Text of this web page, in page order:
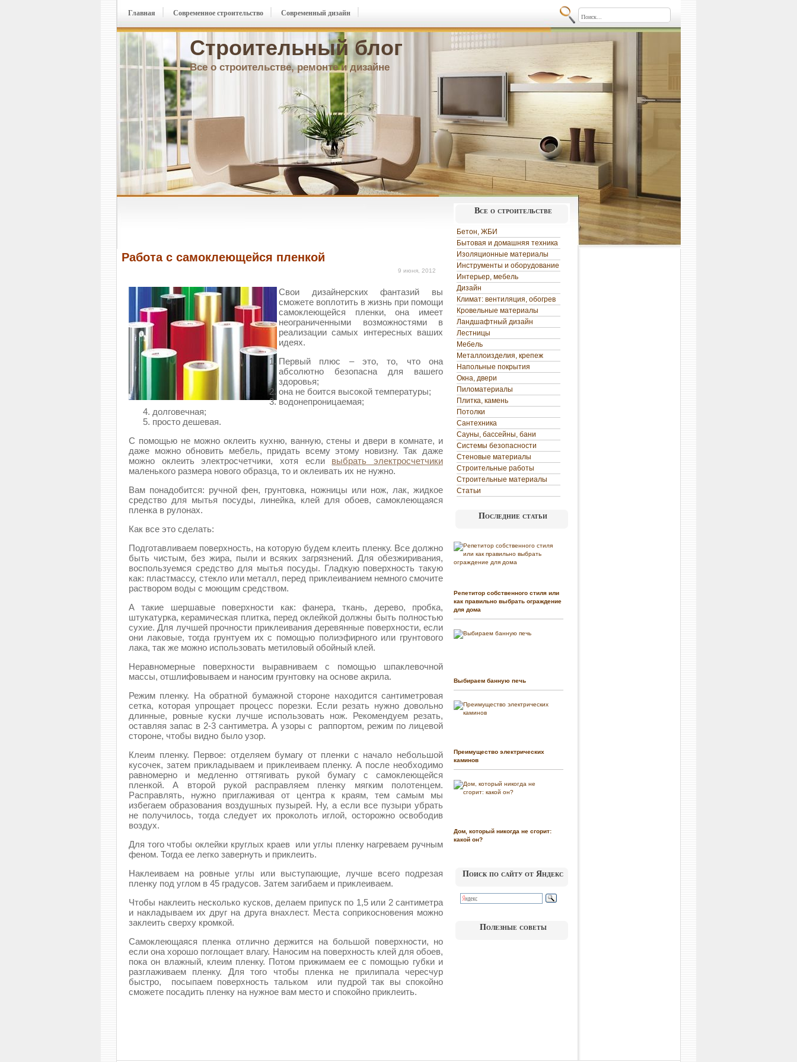
Строительный блог
Все о строительстве, ремонте и дизайне
Главная Современное строительство Современный дизайн
Работа с самоклеющейся пленкой
9 июня, 2012
Свои дизайнерских фантазий вы
сможете воплотить в жизнь при помощи
самоклеющейся пленки, она имеет
неограниченными возможностями в
реализации самых интересных ваших
идеях.
Первый плюс – это, то, что она
абсолютно безопасна для вашего
здоровья;
она не боится высокой температуры;
водонепроницаемая;
долговечная;
просто дешевая.
С помощью не можно оклеить кухню, ванную, стены и двери в комнате, и
даже можно обновить мебель, придать всему этому новизну. Так даже
можно оклеить электросчетчики, хотя если выбрать электросчетчики
маленького размера нового образца, то и оклеивать их не нужно.
Вам понадобится: ручной фен, грунтовка, ножницы или нож, лак, жидкое
средство для мытья посуды, линейка, клей для обоев, самоклеющаяся
пленка в рулонах.
Как все это сделать:
Подготавливаем поверхность, на которую будем клеить пленку. Все должно
быть чистым, без жира, пыли и всяких загрязнений. Для обезжиривания,
воспользуемся средство для мытья посуды. Гладкую поверхность такую
как: пластмассу, стекло или металл, перед приклеиванием немного смочите
раствором воды с моющим средством.
А такие шершавые поверхности как: фанера, ткань, дерево, пробка,
штукатурка, керамическая плитка, перед оклейкой должны быть полностью
сухие. Для лучшей прочности приклеивания деревянные поверхности, если
они лаковые, тогда грунтуем их с помощью полиэфирного или грунтового
лака, так же можно использовать метиловый обойный клей.
Неравномерные поверхности выравниваем с помощью шпаклевочной
массы, отшлифовываем и наносим грунтовку на основе акрила.
Режим пленку. На обратной бумажной стороне находится сантиметровая
сетка, которая упрощает процесс порезки. Если резать нужно довольно
длинные, ровные куски лучше использовать нож. Рекомендуем резать,
оставляя запас в 2-3 сантиметра. А узоры с раппортом, режим по лицевой
стороне, чтобы видно было узор.
Клеим пленку. Первое: отделяем бумагу от пленки с начало небольшой
кусочек, затем прикладываем и приклеиваем пленку. А после необходимо
равномерно и медленно оттягивать рукой бумагу с самоклеющейся
пленкой. А второй рукой расправляем пленку мягким полотенцем.
Расправлять, нужно приглаживая от центра к краям, тем самым мы
избегаем образования воздушных пузырей. Ну, а если все пузыри убрать
не получилось, тогда следует их проколоть иглой, осторожно освободив
воздух.
Для того чтобы оклейки круглых краев или углы пленку нагреваем ручным
феном. Тогда ее легко завернуть и приклеить.
Наклеиваем на ровные углы или выступающие, лучше всего подрезая
пленку под углом в 45 градусов. Затем загибаем и приклеиваем.
Чтобы наклеить несколько кусков, делаем припуск по 1,5 или 2 сантиметра
и накладываем их друг на друга внахлест. Места соприкосновения можно
заклеить сверху кромкой.
Самоклеющаяся пленка отлично держится на большой поверхности, но
если она хорошо поглощает влагу. Наносим на поверхность клей для обоев,
пока он влажный, клеим пленку. Потом прижимаем ее с помощью губки и
разглаживаем пленку. Для того чтобы пленка не прилипала чересчур
быстро, посыпаем поверхность тальком или пудрой так вы спокойно
сможете посадить пленку на нужное вам место и спокойно приклеить.
Все о строительстве
Бетон, ЖБИ
Бытовая и домашняя техника
Изоляционные материалы
Инструменты и оборудование
Интерьер, мебель
Дизайн
Климат: вентиляция, обогрев
Кровельные материалы
Ландшафтный дизайн
Лестницы
Мебель
Металлоизделия, крепеж
Напольные покрытия
Окна, двери
Пиломатериалы
Плитка, камень
Потолки
Сантехника
Сауны, бассейны, бани
Системы безопасности
Стеновые материалы
Строительные работы
Строительные материалы
Статьи
Последние статьи
Репетитор собственного стиля или
как правильно выбрать ограждение
для дома
Выбираем банную печь
Преимущество электрических
каминов
Дом, который никогда не сгорит:
какой он?
Поиск по сайту от Яндекс
Полезные советы